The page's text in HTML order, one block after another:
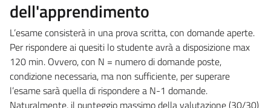
dell'apprendimento
L’esame consisterà in una prova scritta, con domande aperte.
Per rispondere ai quesiti lo studente avrà a disposizione max
120 min. Ovvero, con N = numero di domande poste,
condizione necessaria, ma non sufficiente, per superare
l’esame sarà quella di rispondere a N-1 domande.
Naturalmente, il punteggio massimo della valutazione (30/30)